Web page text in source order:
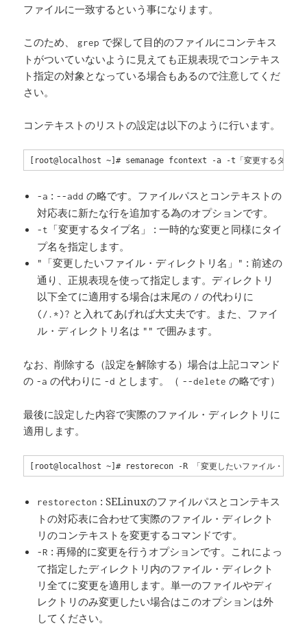
ファイルに一致するという事になります。
このため、grep で探して目的のファイルにコンテキス
トがついていないように見えても正規表現でコンテキス
ト指定の対象となっている場合もあるので注意してくだ
さい。
コンテキストのリストの設定は以下のように行います。
[root@localhost ~]# semanage fcontext -a -t「変更するタイプ名
-a : --add の略です。ファイルパスとコンテキストの
対応表に新たな行を追加する為のオプションです。
-t「変更するタイプ名」
: 一時的な変更と同様にタイ
プ名を指定します。
"「変更したいファイル・ディレクトリ名」" : 前述の
通り、正規表現を使って指定します。ディレクトリ
以下全てに適用する場合は末尾の / の代わりに
(/.*)? と入れてあげれば大丈夫です。また、ファイ
ル・ディレクトリ名は "" で囲みます。
なお、削除する（設定を解除する）場合は上記コマンド
の -a の代わりに -d とします。（ --delete の略です）
最後に設定した内容で実際のファイル・ディレクトリに
適用します。
[root@localhost ~]# restorecon -R 「変更したいファイル・ディレ
restorecton : SELinuxのファイルパスとコンテキス
トの対応表に合わせて実際のファイル・ディレクト
リのコンテキストを変更するコマンドです。
-R : 再帰的に変更を行うオプションです。これによっ
て指定したディレクトリ内のファイル・ディレクト
リ全てに変更を適用します。単一のファイルやディ
レクトリのみ変更したい場合はこのオプションは外
してください。